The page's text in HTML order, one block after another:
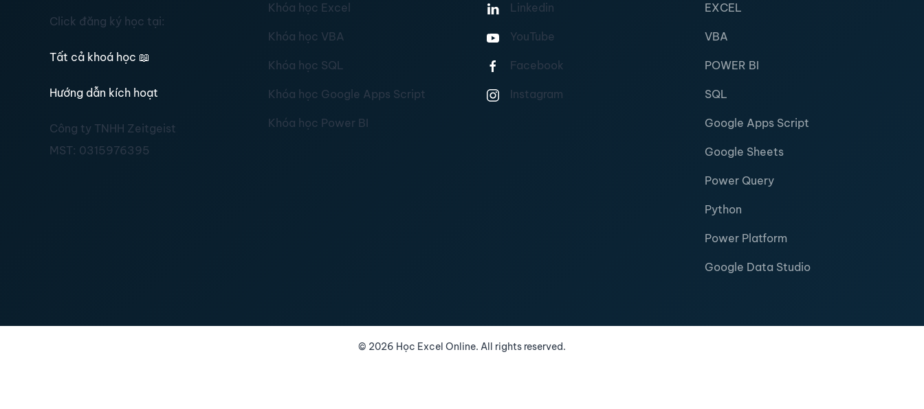
Click đăng ký học tại:
Tất cả khoá học 📖
Hướng dẫn kích hoạt
Công ty TNHH Zeitgeist
MST: 0315976395
Khóa học Excel
Khóa học VBA
Khóa học SQL
Khóa học Google Apps Script
Khóa học Power BI
Linkedin
YouTube
Facebook
Instagram
EXCEL
VBA
POWER BI
SQL
Google Apps Script
Google Sheets
Power Query
Python
Power Platform
Google Data Studio
© 2026 Học Excel Online. All rights reserved.